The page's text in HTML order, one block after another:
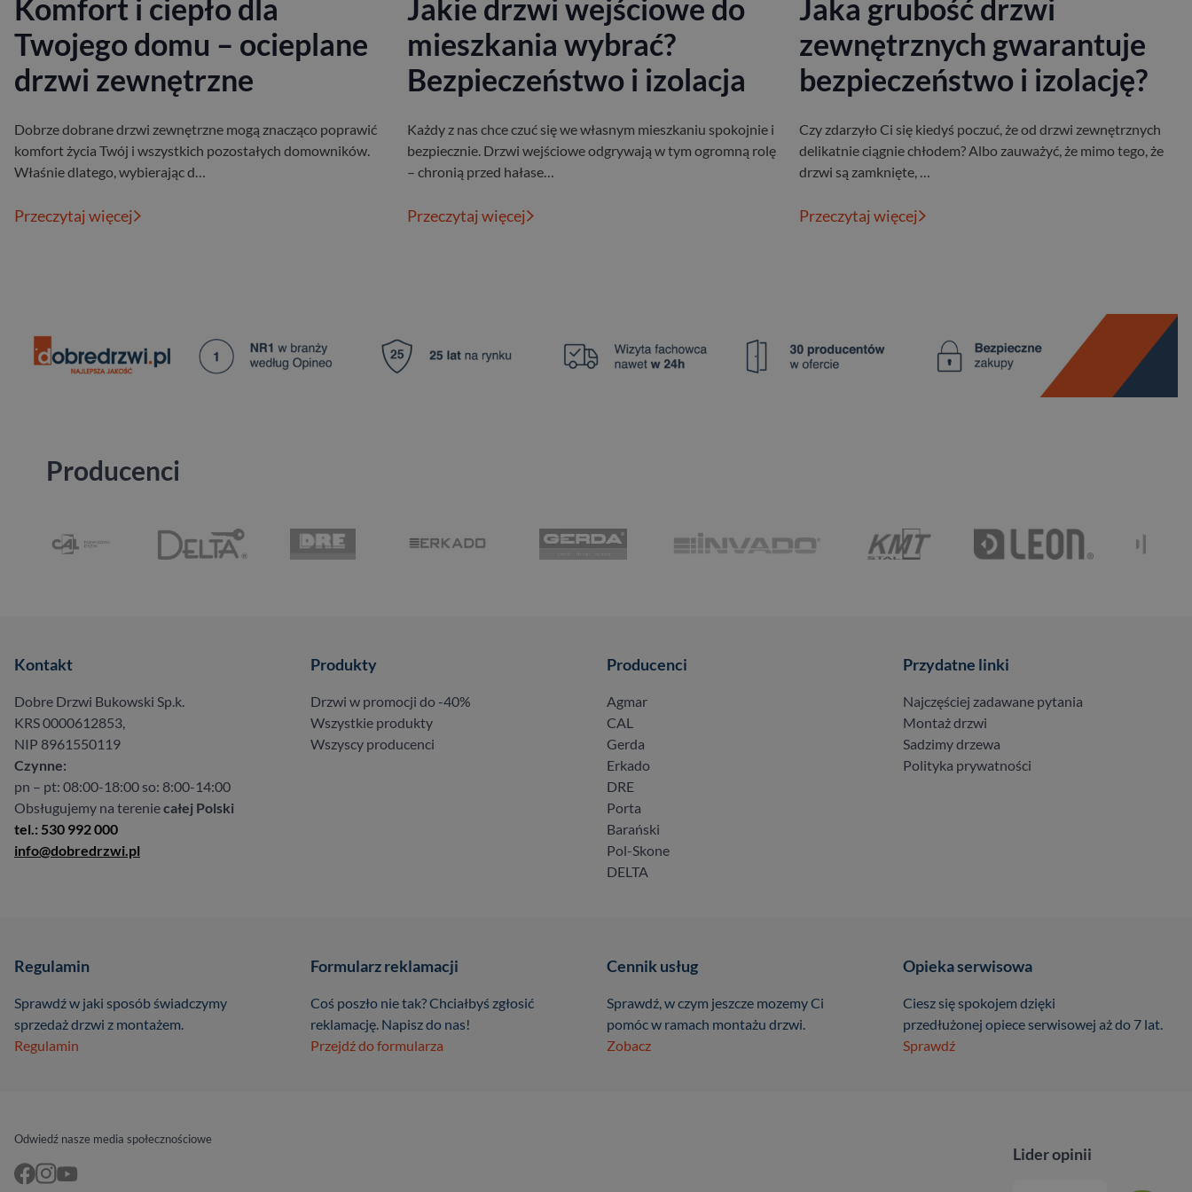
Komfort i ciepło dla
Twojego domu – ocieplane
drzwi zewnętrzne
Dobrze dobrane drzwi zewnętrzne mogą znacząco poprawić
komfort życia Twój i wszystkich pozostałych domowników.
Właśnie dlatego, wybierając d…
Przeczytaj więcej
Jakie drzwi wejściowe do
mieszkania wybrać?
Bezpieczeństwo i izolacja
Każdy z nas chce czuć się we własnym mieszkaniu spokojnie i
bezpiecznie. Drzwi wejściowe odgrywają w tym ogromną rolę
– chronią przed hałase…
Przeczytaj więcej
Jaka grubość drzwi
zewnętrznych gwarantuje
bezpieczeństwo i izolację?
Czy zdarzyło Ci się kiedyś poczuć, że od drzwi zewnętrznych
delikatnie ciągnie chłodem? Albo zauważyć, że mimo tego, że
drzwi są zamknięte, …
Przeczytaj więcej
Producenci
Kontakt
Dobre Drzwi Bukowski Sp.k.
KRS 0000612853,
NIP 8961550119
Czynne:
pn – pt: 08:00-18:00 so: 8:00-14:00
Obsługujemy na tereniecałej Polski
tel.: 530 992 000
info@dobredrzwi.pl
Produkty
Drzwi w promocji do -40%
Wszystkie produkty
Wszyscy producenci
Producenci
Agmar
CAL
Gerda
Erkado
DRE
Porta
Barański
Pol-Skone
DELTA
Przydatne linki
Najczęściej zadawane pytania
Montaż drzwi
Sadzimy drzewa
Polityka prywatności
Regulamin
Sprawdź w jaki sposób świadczymy
sprzedaż drzwi z montażem.
Regulamin
Formularz reklamacji
Coś poszło nie tak? Chciałbyś zgłosić
reklamację. Napisz do nas!
Przejdź do formularza
Cennik usług
Sprawdź, w czym jeszcze mozemy Ci
pomóc w ramach montażu drzwi.
Zobacz
Opieka serwisowa
Ciesz się spokojem dzięki
przedłużonej opiece serwisowej aż do 7 lat.
Sprawdź
Odwiedź nasze media społecznościowe
Lider opinii